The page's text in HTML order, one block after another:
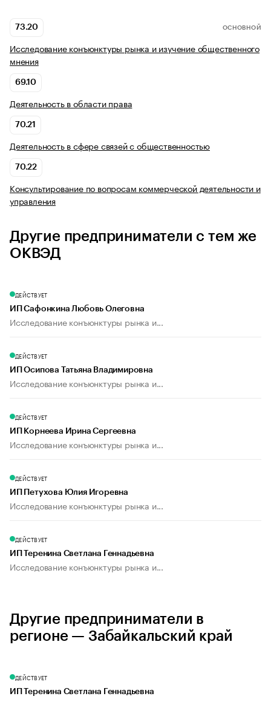
73.20 ОСНОВНОЙ
Исследование конъюнктуры рынка и изучение общественного
мнения
69.10
Деятельность в области права
70.21
Деятельность в сфере связей с общественностью
70.22
Консультирование по вопросам коммерческой деятельности и
управления
Другие предприниматели с тем же
ОКВЭД
ДЕЙСТВУЕТ
ИП Сафонкина Любовь Олеговна
Исследование конъюнктуры рынка и...
ДЕЙСТВУЕТ
ИП Осипова Татьяна Владимировна
Исследование конъюнктуры рынка и...
ДЕЙСТВУЕТ
ИП Корнеева Ирина Сергеевна
Исследование конъюнктуры рынка и...
ДЕЙСТВУЕТ
ИП Петухова Юлия Игоревна
Исследование конъюнктуры рынка и...
ДЕЙСТВУЕТ
ИП Теренина Светлана Геннадьевна
Исследование конъюнктуры рынка и...
Другие предприниматели в
регионе — Забайкальский край
ДЕЙСТВУЕТ
ИП Теренина Светлана Геннадьевна